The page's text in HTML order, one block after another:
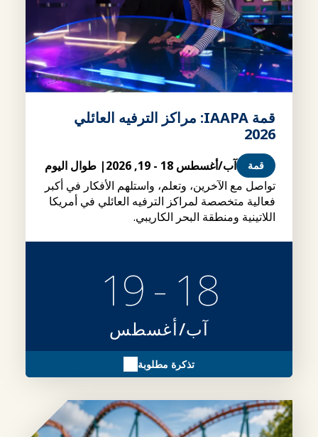
قمة IAAPA: مراكز الترفيه العائلي
2026
قمة آب/أغسطس 18 - 19, 2026
| طوال اليوم
تواصل مع الآخرين، وتعلم، واستلهم الأفكار في أكبر
فعالية متخصصة لمراكز الترفيه العائلي في أمريكا
اللاتينية ومنطقة البحر الكاريبي.
18 - 19
آب/أغسطس
تذكرة مطلوبة